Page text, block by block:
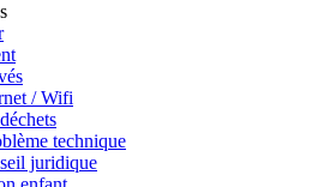
/ Wifi
technique
juridique